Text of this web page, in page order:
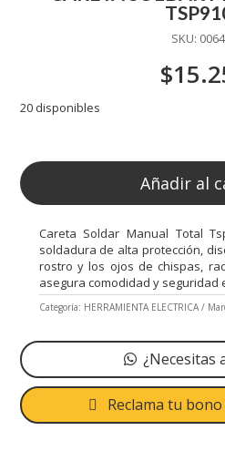
SKU:
$
20 disponibles
Añadir al
Careta Soldar Manual Total
soldadura de alta protección,
rostro y los ojos de chispas,
asegura comodidad y seguridad
Categoría: HERRAMIENTA ELECTRICA
¿Necesitas
Reclama tu